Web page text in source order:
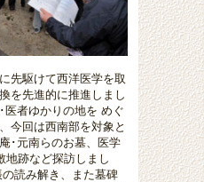
先駆けて西洋医学を取
を先進的に推進しまし
医者ゆかりの地を めぐ
今回は西南部を対象と
･元南らのお墓、医学
地跡など探訪しまし
読み解き、また墓碑